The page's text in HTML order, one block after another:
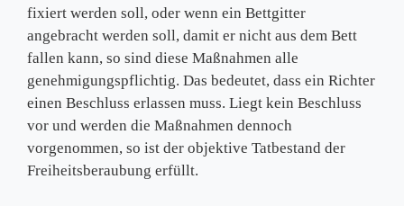
fixiert werden soll, oder wenn ein Bettgitter
angebracht werden soll, damit er nicht aus dem Bett
fallen kann, so sind diese Maßnahmen alle
genehmigungspflichtig. Das bedeutet, dass ein Richter
einen Beschluss erlassen muss. Liegt kein Beschluss
vor und werden die Maßnahmen dennoch
vorgenommen, so ist der objektive Tatbestand der
Freiheitsberaubung erfüllt.